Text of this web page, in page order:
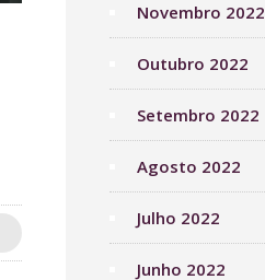
Novembro 2022
Outubro 2022
Setembro 2022
Agosto 2022
Julho 2022
Junho 2022